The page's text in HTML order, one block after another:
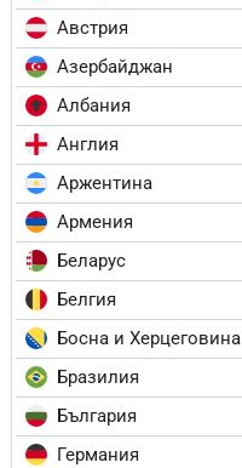
Австрия
Азербайджан
Албания
Англия
Аржентина
Армения
Беларус
Белгия
Босна и Херцеговина
Бразилия
България
Германия